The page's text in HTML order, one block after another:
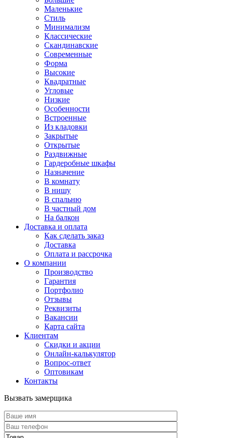
Маленькие
Стиль
Минимализм
Классические
Скандинавские
Современные
Форма
Высокие
Квадратные
Угловые
Низкие
Особенности
Встроенные
Из кладовки
Закрытые
Открытые
Раздвижные
Гардеробные шкафы
Назначение
В комнату
В нишу
В спальню
В частный дом
На балкон
Доставка и оплата
Как сделать заказ
Доставка
Оплата и рассрочка
О компании
Производство
Гарантия
Портфолио
Отзывы
Реквизиты
Вакансии
Карта сайта
Клиентам
Скидки и акции
Онлайн-калькулятор
Вопрос-ответ
Оптовикам
Контакты
Вызвать замерщика